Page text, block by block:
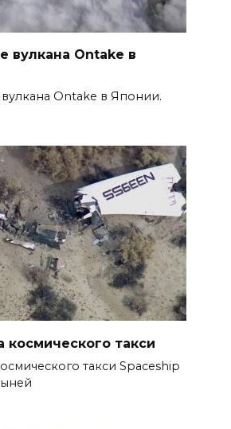
вулкана Ontake в
Ontake в Японии.
космического такси
такси Spaceship